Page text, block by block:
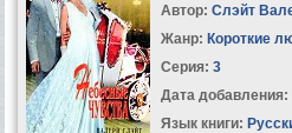
Автор: Слэйт
Жанр: Короткие
Серия: 3
Дата добавления:
Язык книги: